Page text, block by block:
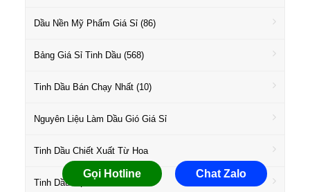
Dầu Nền Mỹ Phẩm Giá Sỉ (86)
Bảng Giá Sỉ Tinh Dầu (568)
Tinh Dầu Bán Chạy Nhất (10)
Nguyên Liệu Làm Dầu Gió Giá Sỉ
Tinh Dầu Chiết Xuất Từ Hoa
Tinh Dầu Họ Gỗ Giá Sỉ
Gọi Hotline Chat Zalo